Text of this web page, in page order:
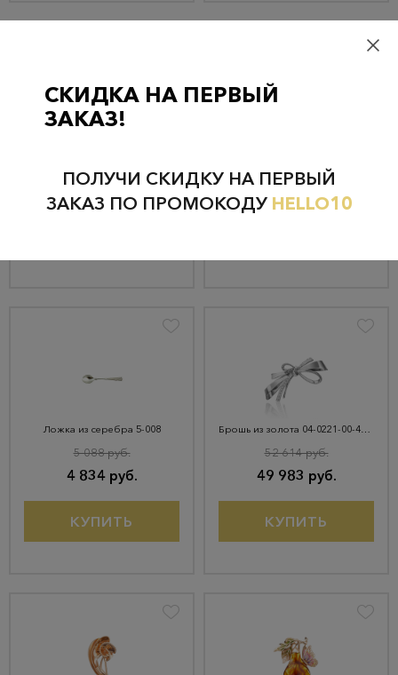
4 985 руб. 10 251 руб.
10 791 руб.
Ложка из серебра 5-008
4 834 руб.
5 088 руб.
КУПИТЬ
Брошь из золота 04-0221-00-401-1120-48
49 983 руб.
52 614 руб.
КУПИТЬ
СКИДКА НА ПЕРВЫЙ
ЗАКАЗ!
ПОЛУЧИ СКИДКУ НА ПЕРВЫЙ
ЗАКАЗ ПО ПРОМОКОДУ HELLO10